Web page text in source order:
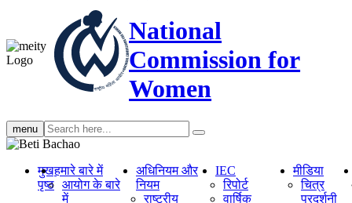
National
Commission for
Women
menu Search
search
मुख
पृष्ठ
हमारे बारे में
आयोग के बारे
में
अधिनियम और
नियम
राष्ट्रीय
IEC
रिपोर्ट
वार्षिक
मीडिया
चित्र
प्रदर्शनी